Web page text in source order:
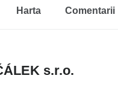
Harta Comentarii
s.r.o.